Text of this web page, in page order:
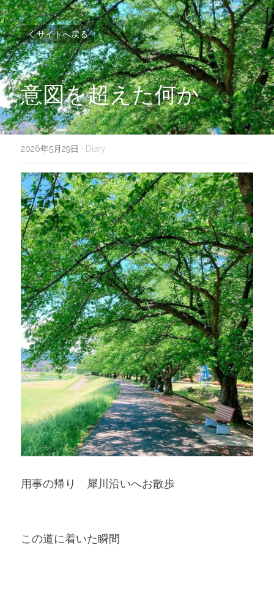
サイトへ戻る
意図を超えた何か
2026年5月29日 · Diary
用事の帰り　犀川沿いへお散歩
この道に着いた瞬間